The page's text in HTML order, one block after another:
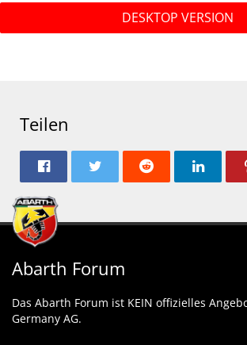
DESKTOP VERSION
Teilen
Abarth Forum
Das Abarth Forum ist KEIN offizielles
Germany AG.